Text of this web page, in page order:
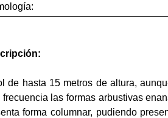
de hasta 15 metros de altura,
frecuencia las formas arbustivas
forma columnar, pudiendo